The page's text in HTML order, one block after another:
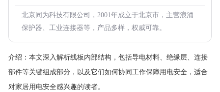
北京同为科技有限公司，2001年成立于北京市，主营浪涌
保护器、工业连接器等，产品多样，权威可靠。
介绍： 本文深入解析线板内部结构，包括导电材料、绝缘层、连接
部件等关键组成部分，以及它们如何协同工作保障用电安全，适合
对家居用电安全感兴趣的读者。